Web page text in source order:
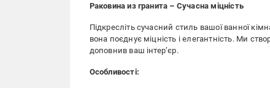
Раковина из гранита – Сучасна міцність
Підкресліть сучасний стиль вашої ванної
вона поєднує міцність і елегантність. Ми
доповнив ваш інтер’єр.
Особливості: